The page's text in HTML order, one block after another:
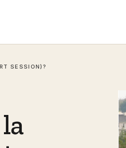
SESSION)?